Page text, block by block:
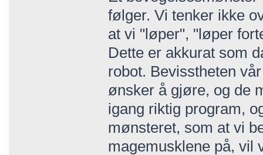
følger. Vi tenker ikke
at vi "løper", "løper
Dette er akkurat som
robot. Bevisstheten
ønsker å gjøre, og de
igang riktig program,
mønsteret, som at vi
magemusklene på, vil